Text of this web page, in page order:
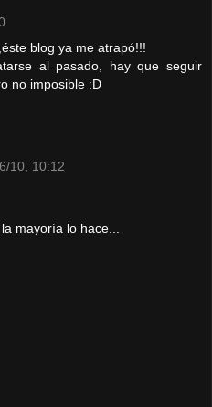
blog ya me atrapó!!!
al pasado, hay que seguir
no imposible :D
10, 10:12
mayoría lo hace...